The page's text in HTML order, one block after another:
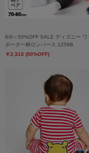
8/6～50%OFF SALE ディズニー ワ
ボーダー柄ロンパース 1259B
￥2,310 (50%OFF)